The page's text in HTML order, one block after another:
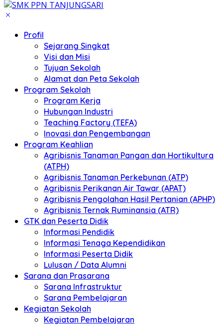
Profil
Sejarang Singkat
Visi dan Misi
Tujuan Sekolah
Alamat dan Peta Sekolah
Program Sekolah
Program Kerja
Hubungan Industri
Teaching Factory (TEFA)
Inovasi dan Pengembangan
Program Keahlian
Agribisnis Tanaman Pangan dan Hortikultura
(ATPH)
Agribisnis Tanaman Perkebunan (ATP)
Agribisnis Perikanan Air Tawar (APAT)
Agribisnis Pengolahan Hasil Pertanian (APHP)
Agribisnis Ternak Ruminansia (ATR)
GTK dan Peserta Didik
Informasi Pendidik
Informasi Tenaga Kependidikan
Informasi Peserta Didik
Lulusan / Data Alumni
Sarana dan Prasarana
Sarana Infrastruktur
Sarana Pembelajaran
Kegiatan Sekolah
Kegiatan Pembelajaran